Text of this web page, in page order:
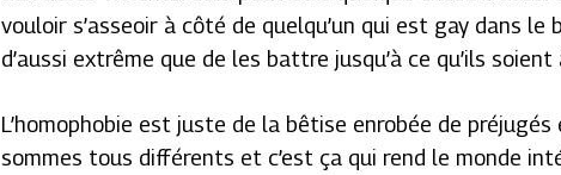
vouloir s’asseoir à côté de quelqu’un qui est gay dans le
d’aussi extrême que de les battre jusqu’à ce qu’ils soient
L’homophobie est juste de la bêtise enrobée de préjugés
sommes tous différents et c’est ça qui rend le monde